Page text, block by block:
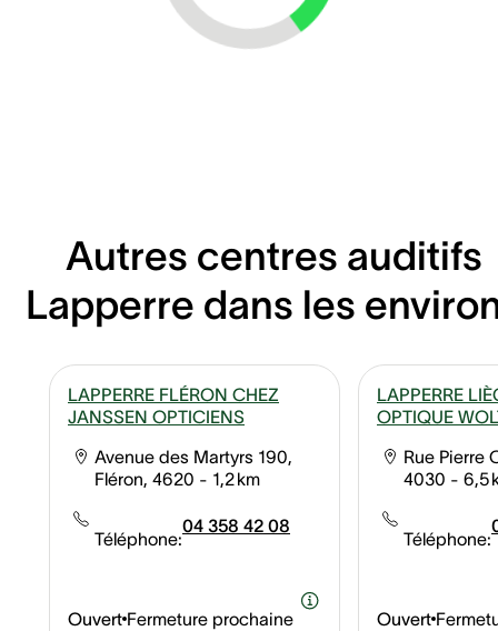
Autres centres auditifs
Lapperre dans les
LAPPERRE FLÉRON CHEZ
JANSSEN OPTICIENS
Avenue des Martyrs 190,
Fléron, 4620 - 1,2 km
Téléphone:
04 358 42 08
Ouvert Fermeture prochaine
LAPPERRE
OPTIQUE
Rue Pierre
4030 - 6,5
Téléphone:
Ouvert